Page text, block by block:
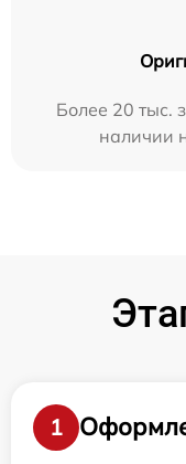
Более 20 тыс.
наличии
1